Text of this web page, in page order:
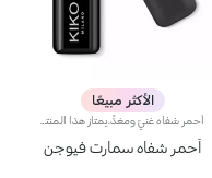
الأكثر مبيعًا
أحمر شفاه سمارت فيوجن